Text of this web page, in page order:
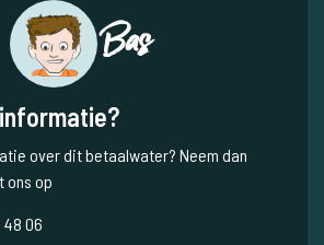
Bas
over dit betaalwater? Neem dan
ons op
48 06